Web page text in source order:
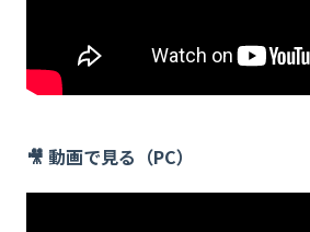
🎥 動画で見る（PC）